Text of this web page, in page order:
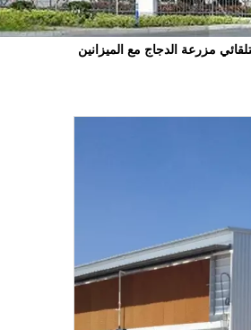
مزرعة الدجاج مع الميزانين